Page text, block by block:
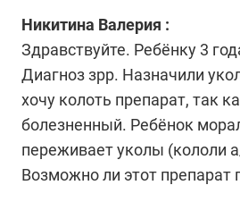
Никитина Валерия :
Здравствуйте. Ребёнку 3
Диагноз зрр. Назначили
хочу колоть препарат, так
болезненный. Ребёнок
переживает уколы (кололи
Возможно ли этот препарат